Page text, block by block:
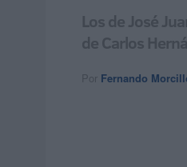
Los de José
de Carlos
Por Fernando